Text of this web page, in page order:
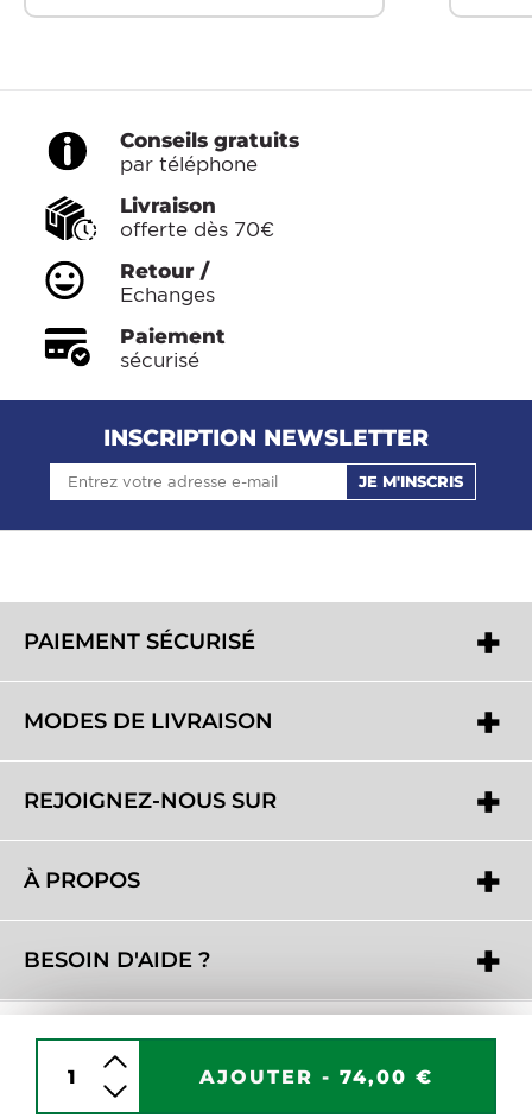
AJOUTER - 74,00 €
Conseils gratuits
par téléphone
Livraison
offerte dès 70€
Retour /
Echanges
Paiement
sécurisé
INSCRIPTION NEWSLETTER
JE M'INSCRIS
PAIEMENT SÉCURISÉ
MODES DE LIVRAISON
REJOIGNEZ-NOUS SUR
À PROPOS
BESOIN D'AIDE ?
Copyright 2016 - 2026 © www.unjourunhomme.com